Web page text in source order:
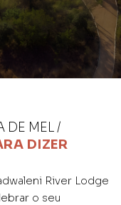
DE MEL /
DIZER
River Lodge
o seu